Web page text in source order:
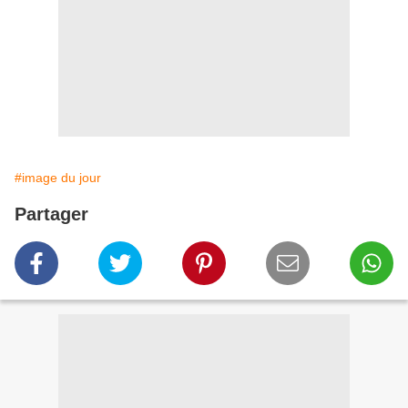
#image du jour
Partager